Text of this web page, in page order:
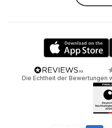
Die Echtheit der Bewertungen